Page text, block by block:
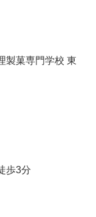
菓専門学校 東
歩3分